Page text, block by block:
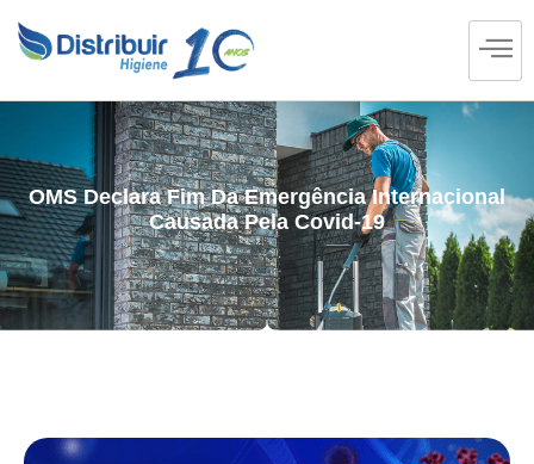
OMS Declara Fim Da Emergência Internacional
Causada Pela Covid-19